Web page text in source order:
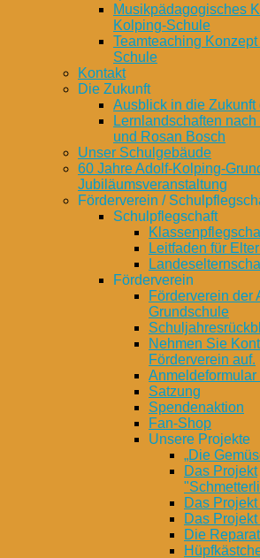
Musikpädagogisches
Kolping-Schule
Teamteaching
Schule
Kontakt
Die Zukunft
Ausblick in die Zukunft
Lernlandschaften nach
und Rosan Bosch
Unser Schulgebäude
60 Jahre Adolf-Kolping-
Jubiläumsveranstaltung
Förderverein /
Schulpflegschaft
Leitfaden für
Förderverein
Förderverein der
Grundschule
Nehmen Sie
Förderverein auf.
Satzung
Spendenaktion
Fan-Shop
Unsere Projekte
„Die
Das Projekt
Das Projekt
Das Projekt
Die